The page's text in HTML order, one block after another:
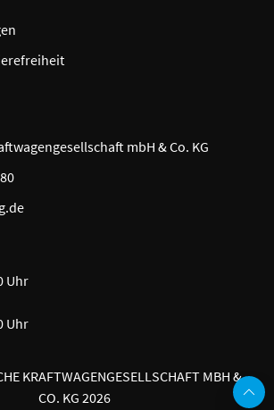
mbH & Co. KG
Uhr
Uhr
KRAFTWAGENGESELLSCHAFT MBH &
CO. KG 2026